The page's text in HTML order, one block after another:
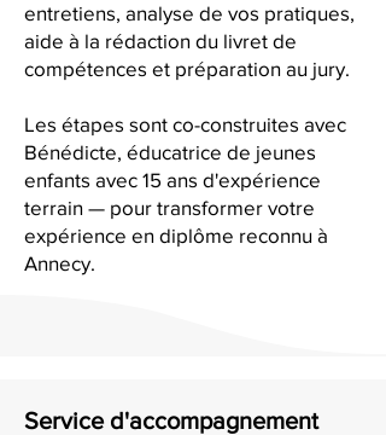
entretiens, analyse de vos pratiques,
aide à la rédaction du livret de
compétences et préparation au jury.
Les étapes sont co-construites avec
Bénédicte, éducatrice de jeunes
enfants avec 15 ans d'expérience
terrain — pour transformer votre
expérience en diplôme reconnu à
Annecy.
Service d'accompagnement